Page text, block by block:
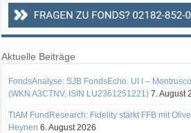
Aktuelle Beiträge
FondsAnalyse: SJB FondsEcho. UI I –
(WKN A3CTNV, ISIN LU2361251221) 7. August
TIAM FundResearch: Fidelity stärkt FFB mit
Heynen 6. August 2026